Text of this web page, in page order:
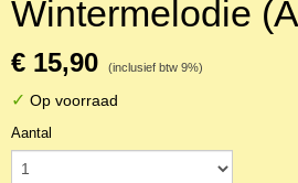
Wintermelodie
€ 15,90 (inclusief btw 9%)
✓ Op voorraad
Aantal